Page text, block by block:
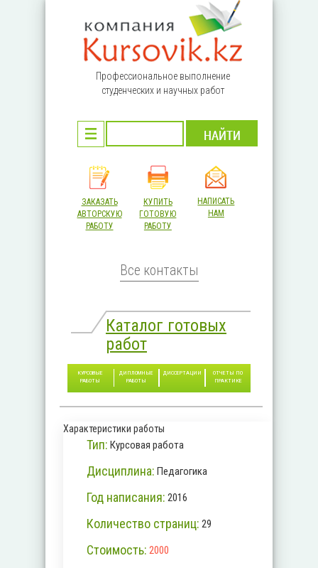
Профессиональное выполнение
студенческих и научных работ
ЗАКАЗАТЬ
АВТОРСКУЮ
РАБОТУ
КУПИТЬ
ГОТОВУЮ
РАБОТУ
НАПИСАТЬ
НАМ
Все контакты
Каталог готовых
работ
КУРСОВЫЕ
РАБОТЫ
ДИПЛОМНЫЕ
РАБОТЫ
ДИССЕРТАЦИИ
ОТЧЕТЫ ПО
ПРАКТИКЕ
Характеристики работы
Тип: Курсовая работа
Дисциплина: Педагогика
Год написания: 2016
Количество страниц: 29
Стоимость: 2000